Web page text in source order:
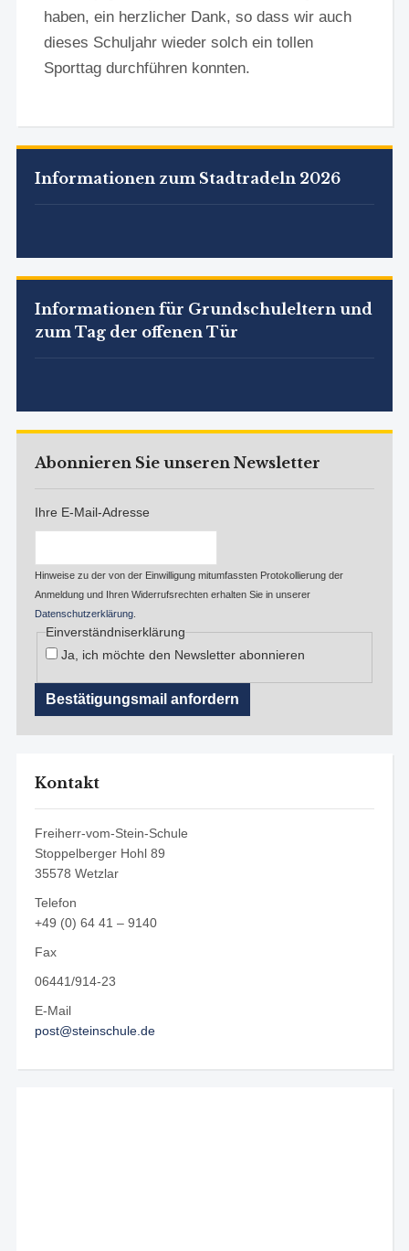
haben, ein herzlicher Dank, so dass wir auch
dieses Schuljahr wieder solch ein tollen
Sporttag durchführen konnten.
Informationen zum Stadtradeln 2026
Informationen für Grundschuleltern und
zum Tag der offenen Tür
Abonnieren Sie unseren Newsletter
Ihre E-Mail-Adresse
Hinweise zu der von der Einwilligung mitumfassten Protokollierung der
Anmeldung und Ihren Widerrufsrechten erhalten Sie in unserer
Datenschutzerklärung.
Einverständniserklärung
Ja, ich möchte den Newsletter abonnieren
Kontakt
Freiherr-vom-Stein-Schule
Stoppelberger Hohl 89
35578 Wetzlar
Telefon
+49 (0) 64 41 – 9140
Fax
06441/914-23
E-Mail
post@steinschule.de